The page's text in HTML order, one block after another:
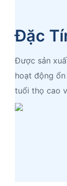
Đặc
Được sản
hoạt động
tuổi thọ cao